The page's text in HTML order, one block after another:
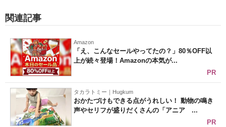
関連記事
Amazon
「え、こんなセールやってたの？」80％OFF以
上が続々登場！Amazonの本気が...
PR
タカラトミー｜Hugkum
おかたづけもできる点がうれしい！ 動物の鳴き
声やセリフが盛りだくさんの「アニア ...
PR